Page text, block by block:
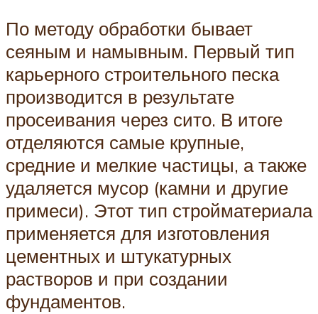
По методу обработки бывает
сеяным и намывным. Первый тип
карьерного строительного песка
производится в результате
просеивания через сито. В итоге
отделяются самые крупные,
средние и мелкие частицы, а также
удаляется мусор (камни и другие
примеси). Этот тип стройматериала
применяется для изготовления
цементных и штукатурных
растворов и при создании
фундаментов.